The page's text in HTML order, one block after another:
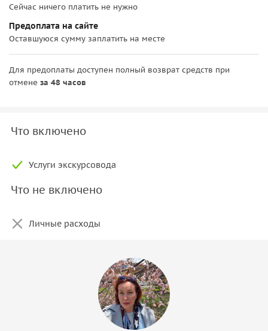
Сейчас ничего платить не нужно
Предоплата на сайте
Оставшуюся сумму заплатить на месте
Для предоплаты доступен полный возврат средств при
отмене за 48 часов
Что включено
Услуги экскурсовода
Что не включено
Личные расходы